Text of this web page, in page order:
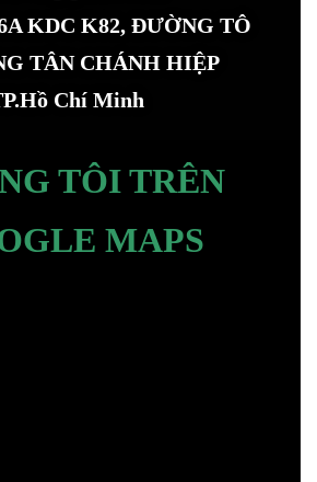
KDC K82, ĐƯỜNG TÔ
TÂN CHÁNH HIỆP
Chí Minh
TÔI TRÊN
MAPS